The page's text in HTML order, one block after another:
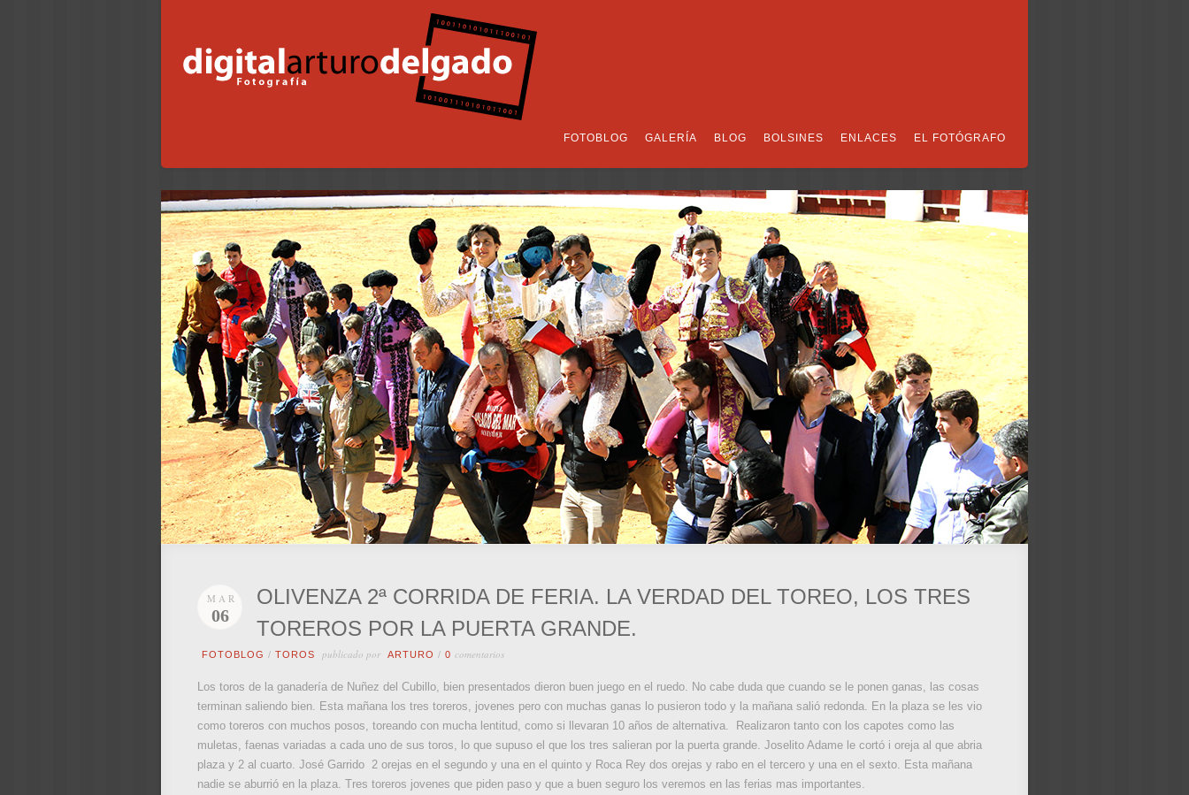
FOTOBLOG GALERÍA BLOG BOLSINES ENLACES EL FOTÓGRAFO
MAR
06
OLIVENZA 2ª CORRIDA DE FERIA. LA VERDAD DEL TOREO, LOS TRES
TOREROS POR LA PUERTA GRANDE.
FOTOBLOG / TOROS publicado por ARTURO / 0 comentarios
Los toros de la ganadería de Nuñez del Cubillo, bien presentados dieron buen juego en el ruedo. No cabe duda que cuando se le ponen ganas, las cosas
terminan saliendo bien. Esta mañana los tres toreros, jovenes pero con muchas ganas lo pusieron todo y la mañana salió redonda. En la plaza se les vio
como toreros con muchos posos, toreando con mucha lentitud, como si llevaran 10 años de alternativa. Realizaron tanto con los capotes como las
muletas, faenas variadas a cada uno de sus toros, lo que supuso el que los tres salieran por la puerta grande. Joselito Adame le cortó i oreja al que abria
plaza y 2 al cuarto. José Garrido 2 orejas en el segundo y una en el quinto y Roca Rey dos orejas y rabo en el tercero y una en el sexto. Esta mañana
nadie se aburrió en la plaza. Tres toreros jovenes que piden paso y que a buen seguro los veremos en las ferias mas importantes.